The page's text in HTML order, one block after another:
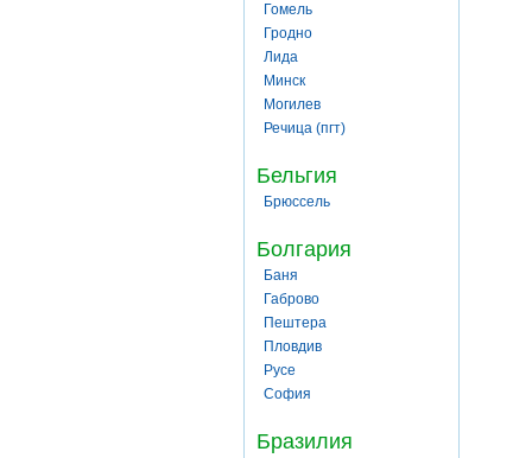
Гомель
Гродно
Лида
Минск
Могилев
Речица (пгт)
Бельгия
Брюссель
Болгария
Баня
Габрово
Пештера
Пловдив
Русе
София
Бразилия